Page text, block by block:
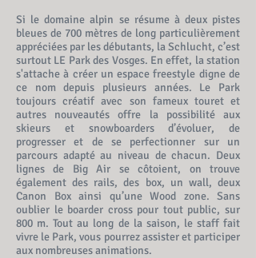
Si le domaine alpin se résume à deux pistes
bleues de 700 mètres de long particulièrement
appréciées par les débutants, la Schlucht, c’est
surtout LE Park des Vosges. En effet, la station
s'attache à créer un espace freestyle digne de
ce nom depuis plusieurs années. Le Park
toujours créatif avec son fameux touret et
autres nouveautés offre la possibilité aux
skieurs et snowboarders d’évoluer, de
progresser et de se perfectionner sur un
parcours adapté au niveau de chacun. Deux
lignes de Big Air se côtoient, on trouve
également des rails, des box, un wall, deux
Canon Box ainsi qu’une Wood zone. Sans
oublier le boarder cross pour tout public, sur
800 m. Tout au long de la saison, le staff fait
vivre le Park, vous pourrez assister et participer
aux nombreuses animations.